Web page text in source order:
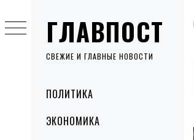
ГЛАВПОСТ
СВЕЖИЕ И ГЛАВНЫЕ НОВОСТИ
MenuПОЛИТИКА
ЭКОНОМИКА
to
content